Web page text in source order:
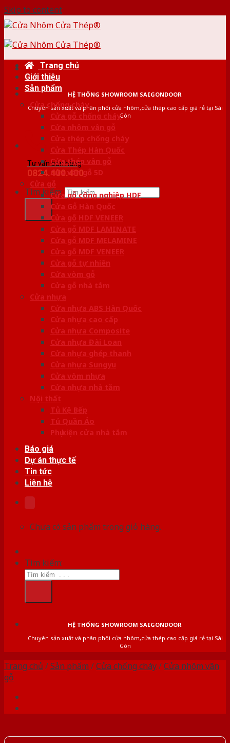
Skip to content
HỆ THỐNG SHOWROOM SAIGONDOOR
Chuyên sản xuất và phân phối cửa nhôm,cửa thép cao cấp giá rẻ tại Sài
Gòn
Tư vấn bán hàng
0824.400.400
Tìm kiếm:
Trang chủ
Giới thiệu
Sản phẩm
Cửa chống cháy
Cửa gỗ chống cháy
Cửa nhôm vân gỗ
Cửa thép chống cháy
Cửa Thép Hàn Quốc
Cửa thép vân gỗ
Cửa vân gỗ 5D
Cửa gỗ
Cửa gỗ công nghiệp HDF
Cửa Gỗ Hàn Quốc
Cửa gỗ HDF VENEER
Cửa gỗ MDF LAMINATE
Cửa gỗ MDF MELAMINE
Cửa gỗ MDF VENEER
Cửa gỗ tự nhiên
Cửa vòm gỗ
Cửa gỗ nhà tắm
Cửa nhựa
Cửa nhựa ABS Hàn Quốc
Cửa nhựa cao cấp
Cửa nhựa Composite
Cửa nhựa Đài Loan
Cửa nhựa ghép thanh
Cửa nhựa Sungyu
Cửa vòm nhựa
Cửa nhựa nhà tắm
Nội thất
Tủ Kệ Bếp
Tủ Quần Áo
Phụ kiện cửa nhà tắm
Báo giá
Dự án thực tế
Tin tức
Liên hệ
Chưa có sản phẩm trong giỏ hàng.
Tìm kiếm:
HỆ THỐNG SHOWROOM SAIGONDOOR
Chuyên sản xuất và phân phối cửa nhôm,cửa thép cao cấp giá rẻ tại Sài
Gòn
Trang chủ /Sản phẩm /Cửa chống cháy/Cửa nhôm vân
gỗ